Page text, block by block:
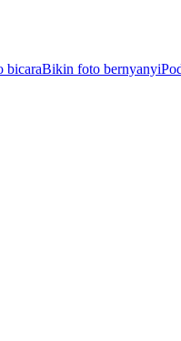
bicaraBikin foto bernyanyi